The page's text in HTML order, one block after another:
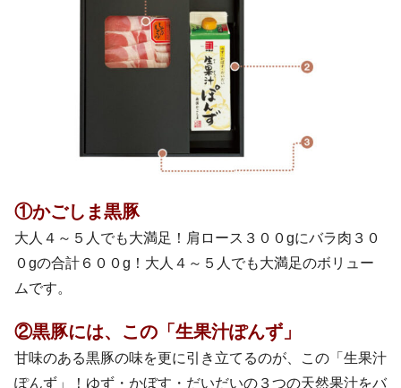
①かごしま黒豚
大人４～５人でも大満足！肩ロース３００gにバラ肉３０
０gの合計６００g！大人４～５人でも大満足のボリュー
ムです。
②黒豚には、この「生果汁ぽんず」
甘味のある黒豚の味を更に引き立てるのが、この「生果汁
ぽんず」！ゆず・かぼす・だいだいの３つの天然果汁をバ